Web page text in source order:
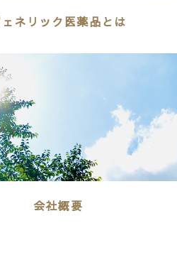
ネリック医薬品とは
会社概要